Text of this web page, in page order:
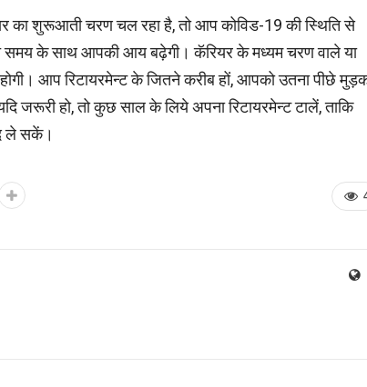
का शुरूआती चरण चल रहा है, तो आप कोविड-19 की स्थिति से
समय के साथ आपकी आय बढ़ेगी। कॅरियर के मध्यम चरण वाले या
आप रिटायरमेन्ट के जितने करीब हों, आपको उतना पीछे
जरूरी हो, तो कुछ साल के लिये अपना रिटायरमेन्ट टालें, ताकि
ले सकें।